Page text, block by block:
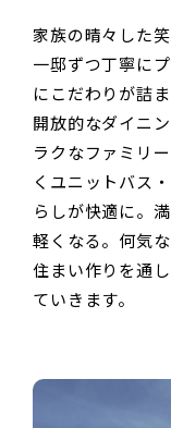
家族の晴々した
一邸ずつ丁寧に
にこだわりが詰
開放的なダイニ
ラクなファミリ
くユニットバス
らしが快適に。
軽くなる。何気
住まい作りを通
ていきます。